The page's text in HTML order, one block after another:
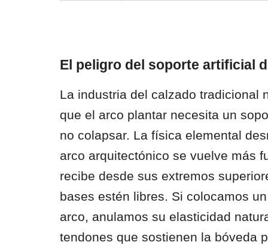
El peligro del soporte artificial
La industria del calzado tradicional
que el arco plantar necesita un
no colapsar. La física elemental
arco arquitectónico se vuelve más
recibe desde sus extremos
bases estén libres. Si colocamos
arco, anulamos su elasticidad
tendones que sostienen la bóveda